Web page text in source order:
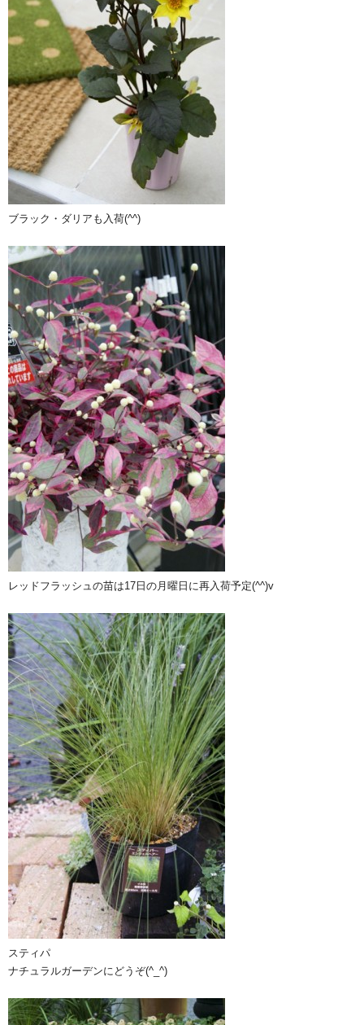
ブラック・ダリアも入荷(^^)
レッドフラッシュの苗は17日の月曜日に再入荷予定(^^)v
スティパ
ナチュラルガーデンにどうぞ(^_^)